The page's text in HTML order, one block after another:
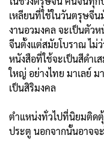
เหลียนที่ใช้ในวันตรุษจี
งานอวมงคล จะเป็นตัว
จีนตั้งแต่สมัยโบราณ ไม่
หนังสือที่ใช้จะเป็นสีดำ
ใหญ่ อย่างไทย มาเลย์
เป็นสิริมงคล
ตำแหน่งทั่วไปที่นิยมติด
ประตู นอกจากนั้นอาจจ